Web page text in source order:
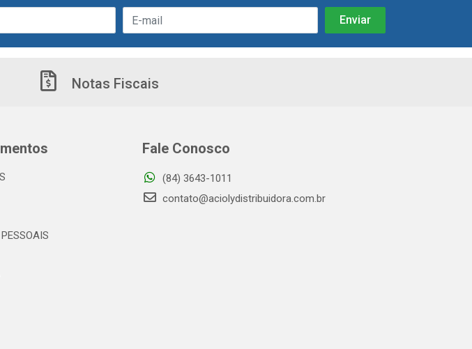
Notas Fiscais
Fale Conosco
(84) 3643-1011
contato@aciolydistribuidora.com.br